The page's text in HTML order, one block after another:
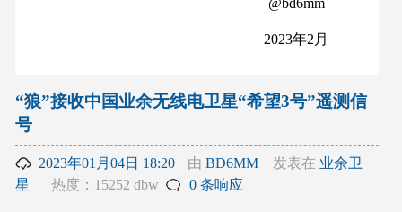
2023年2月
“狼”接收中国业余无线电卫星“希望3号”遥测信
号
2023年01月04日 18:20 由 BD6MM 发表在 业余卫
星
热度：15252 dbw 0 条响应